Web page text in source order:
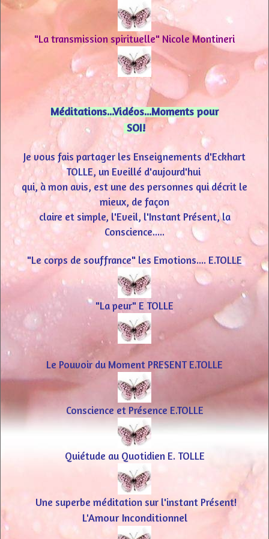
"La transmission spirituelle" Nicole Montineri
Méditations...Vidéos...Moments pour
SOI!
Je vous fais partager les Enseignements d'Eckhart
TOLLE, un Eveillé d'aujourd'hui
qui, à mon avis, est une des personnes qui décrit le
mieux, de façon
claire et simple, l'Eveil, l'Instant Présent, la
Conscience.....
"Le corps de souffrance" les Emotions.... E.TOLLE
"La peur" E TOLLE
Le Pouvoir du Moment PRESENT E.TOLLE
Conscience et Présence E.TOLLE
Quiétude au Quotidien E. TOLLE
Une superbe méditation sur l'instant Présent!
L'Amour Inconditionnel